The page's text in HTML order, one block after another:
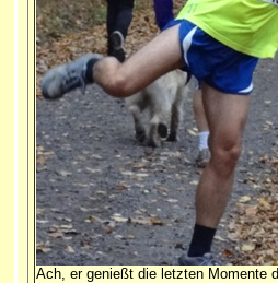
Ach, er genießt die letzten Momente